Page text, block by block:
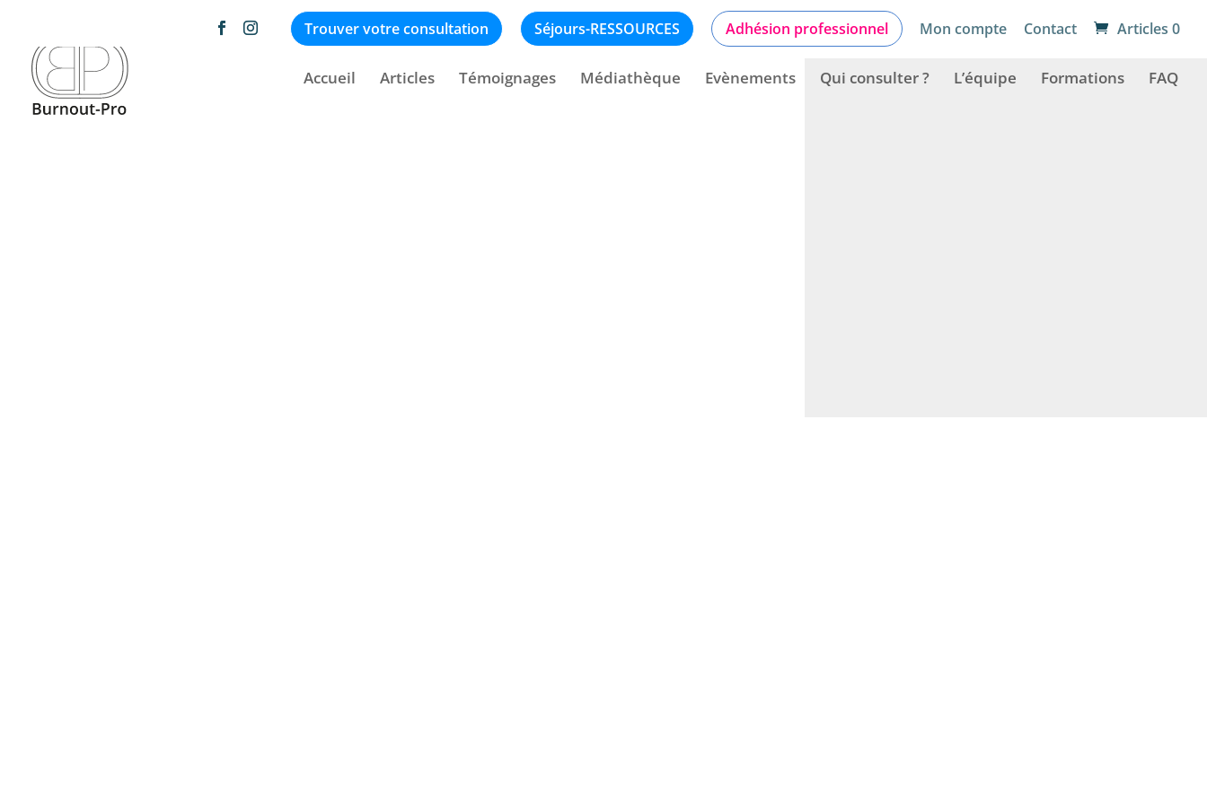
Trouver votre consultation Séjours-RESSOURCES Adhésion professionnel Mon compte Contact Articles 0
Accueil Articles Témoignages Médiathèque Evènements Qui consulter ? L’équipe Formations FAQ
Trier par: Plus récents en premier